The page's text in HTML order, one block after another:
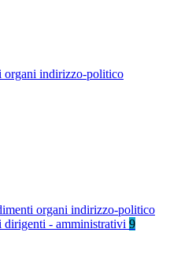
organi indirizzo-politico
organi indirizzo-politico
dirigenti - amministrativi 9